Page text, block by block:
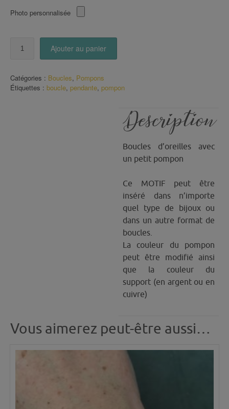
Photo personnalisée
Fleurs
Ajouter au panier
Catégories : Boucles, Pompons
Étiquettes : boucle, pendante, pompon
Description
Boucles d’oreilles avec
un petit pompon
Ce MOTIF peut être
inséré dans n’importe
quel type de bijoux ou
dans un autre format de
boucles.
La couleur du pompon
peut être modifié ainsi
que la couleur du
support (en argent ou en
cuivre)
Vous aimerez peut-être aussi…